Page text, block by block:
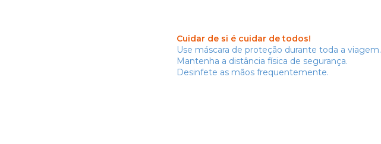
Cuidar de si é cuidar de todos!
Use máscara de proteção durante toda a viagem.
Mantenha a distância física de segurança.
Desinfete as mãos frequentemente.